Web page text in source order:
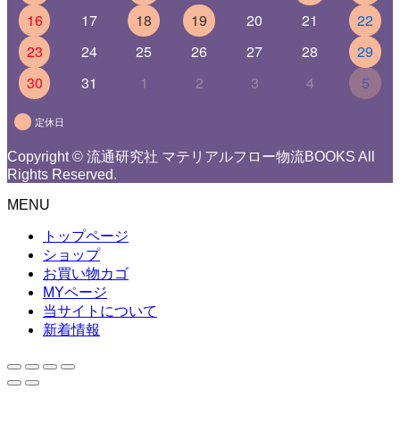
16
17 18 19 20 21
22
23
24 25 26 27 28
29
30
31 1 2 3 4 5
定休日
Copyright © 流通研究社 マテリアルフロー物流BOOKS All
Rights Reserved.
MENU
トップページ
ショップ
お買い物カゴ
MYページ
当サイトについて
新着情報